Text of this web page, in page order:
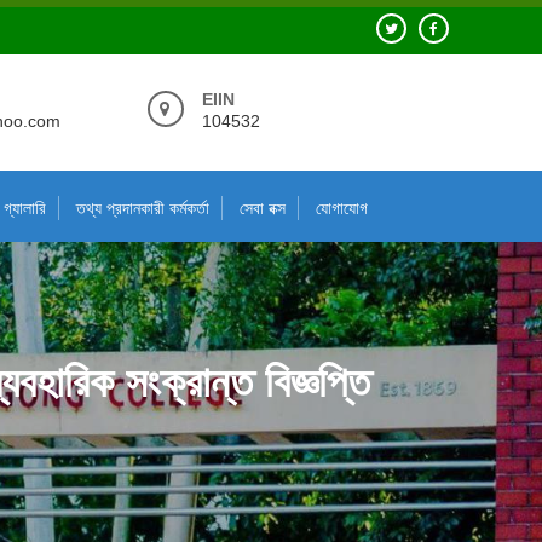
EIIN
104532
গ্যালারি তথ্য প্রদানকারী কর্মকর্তা সেবা বক্স যোগাযোগ
সংক্রান্ত বিজ্ঞপ্তি